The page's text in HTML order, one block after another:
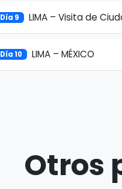
Día 9 LIMA – Visita de
Día 10 LIMA – MÉXICO
Otros